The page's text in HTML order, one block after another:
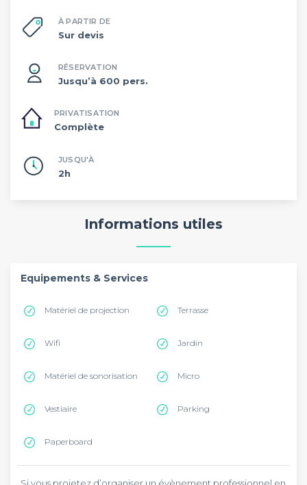
À PARTIR DE
Sur devis
RÉSERVATION
Jusqu’à 600 pers.
PRIVATISATION
Complète
JUSQU'À
2h
Informations utiles
Equipements & Services
Matériel de projection Terrasse
Wifi Jardin
Matériel de sonorisation Micro
Vestiaire Parking
Paperboard
Si vous projetez d’organiser un évènement professionnel en